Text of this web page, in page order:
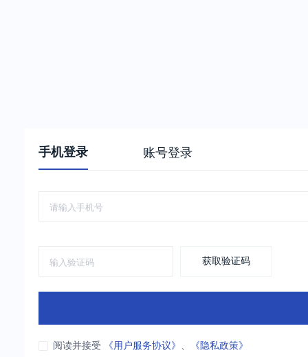
手机登录 账号登录
获取验证码
阅读并接受 《用户服务协议》 、 《隐私政策》